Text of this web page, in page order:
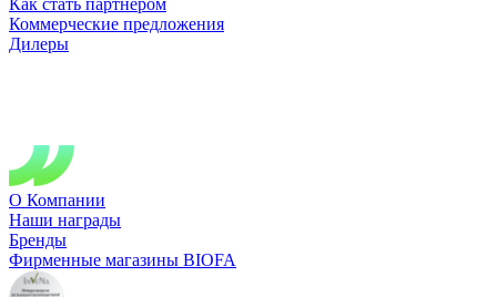
Как стать партнером
Коммерческие предложения
Дилеры
О Компании
Наши награды
Бренды
Фирменные магазины BIOFA